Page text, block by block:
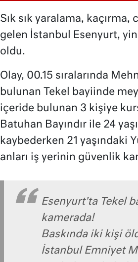
Sık sık yaralama,
gelen İstanbul Esenyurt,
oldu.
Olay, 00.15 sıralarında
bulunan Tekel bayiinde
içeride bulunan 3 kişiye
Batuhan Bayındır ile 24
kaybederken 21 yaşındaki
anları iş yerinin güvenlik
Esenyurt'ta Tekel
kamerada!
Baskında iki kişi
İstanbul Emniyet